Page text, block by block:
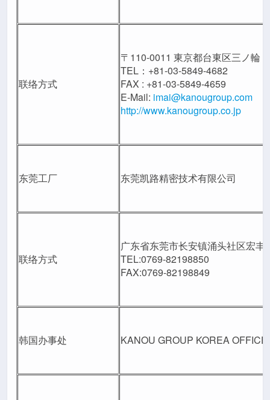
联络方式
〒110-0011 東京都台東区三ノ輪
TEL：+81-03-5849-4682
FAX : +81-03-5849-4659
E-Mail: imai@kanougroup.com
http://www.kanougroup.co.jp
东莞工厂 东莞凯路精密技术有限公司
联络方式
广东省东莞市长安镇涌头社区宏丰
TEL:0769-82198850
FAX:0769-82198849
韩国办事处 KANOU GROUP KOREA OFFICE